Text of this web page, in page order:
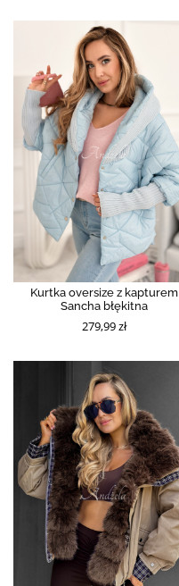
Kurtka oversize z kapturem
Sancha błękitna
279,99 zł